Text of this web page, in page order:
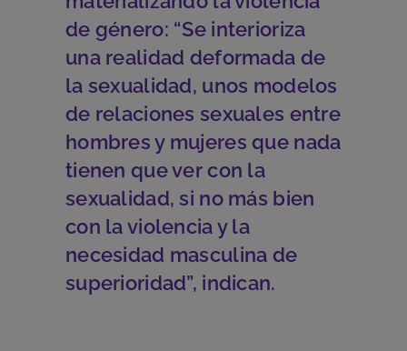
de género: “Se interioriza
una realidad deformada de
la sexualidad, unos modelos
de relaciones sexuales entre
hombres y mujeres que nada
tienen que ver con la
sexualidad, si no más bien
con la violencia y la
necesidad masculina de
superioridad”, indican.